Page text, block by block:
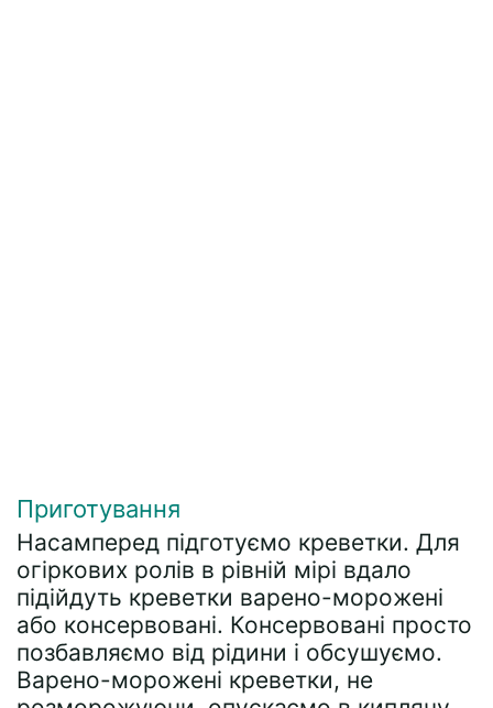
Приготування
Насамперед підготуємо креветки. Для
огіркових ролів в рівній мірі вдало
підійдуть креветки варено-морожені
або консервовані. Консервовані просто
позбавляємо від рідини і обсушуємо.
Варено-морожені креветки, не